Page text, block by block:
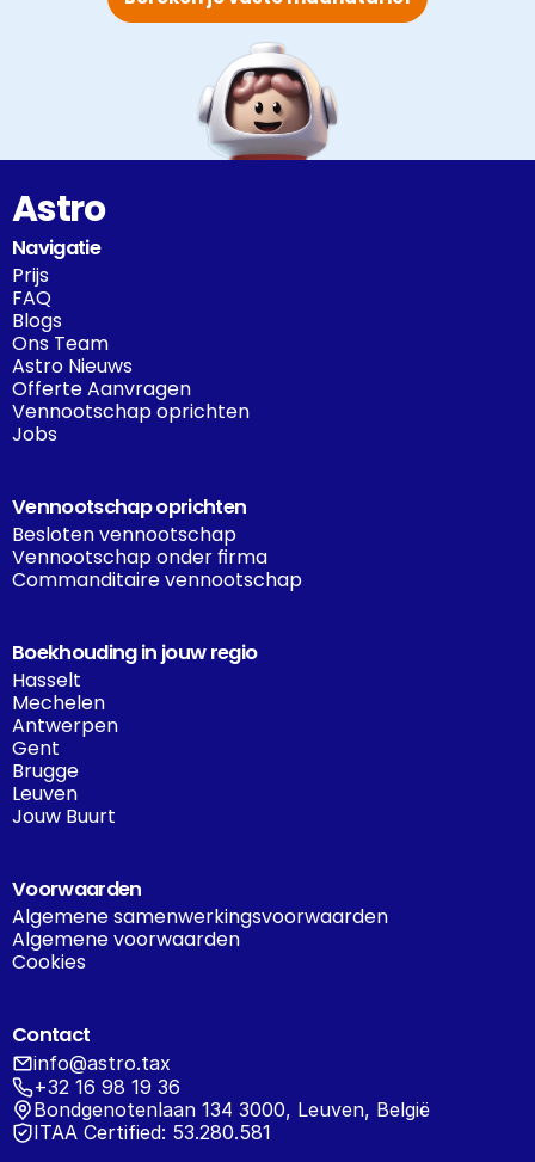
Astro
Navigatie
Prijs
FAQ
Blogs
Ons Team
Astro Nieuws
Offerte Aanvragen
Vennootschap oprichten
Jobs
Vennootschap oprichten
Besloten vennootschap
Vennootschap onder firma
Commanditaire vennootschap
Boekhouding in jouw regio
Hasselt
Mechelen
Antwerpen
Gent
Brugge
Leuven
Jouw Buurt
Voorwaarden
Algemene samenwerkingsvoorwaarden
Algemene voorwaarden
Cookies
Contact
info@astro.tax
+32 16 98 19 36
Bondgenotenlaan 134 3000, Leuven, België
ITAA Certified: 53.280.581